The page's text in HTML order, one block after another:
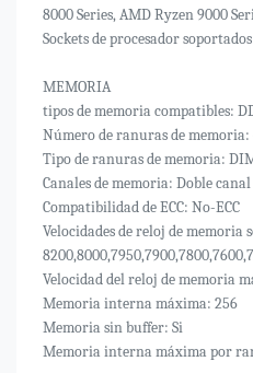
8000 Series, AMD Ryzen 9000
Sockets de procesador
MEMORIA
tipos de memoria compatibles:
Número de ranuras de memoria:
Tipo de ranuras de memoria:
Canales de memoria: Doble canal
Compatibilidad de ECC: No-ECC
Velocidades de reloj de memoria
Velocidad del reloj de memoria
Memoria interna máxima: 256
Memoria sin buffer: Si
Memoria interna máxima por